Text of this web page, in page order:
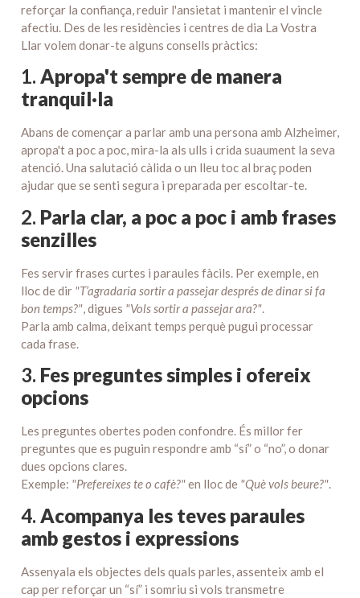
reforçar la confiança, reduir l'ansietat i mantenir el vincle
afectiu. Des de les residències i centres de dia La Vostra
Llar volem donar-te alguns consells pràctics:
1. Apropa't sempre de manera
tranquil·la
Abans de començar a parlar amb una persona amb Alzheimer,
apropa't a poc a poc, mira-la als ulls i crida suaument la seva
atenció. Una salutació càlida o un lleu toc al braç poden
ajudar que se senti segura i preparada per escoltar-te.
2. Parla clar, a poc a poc i amb frases
senzilles
Fes servir frases curtes i paraules fàcils. Per exemple, en
lloc de dir "T’agradaria sortir a passejar després de dinar si fa
bon temps?", digues "Vols sortir a passejar ara?".
Parla amb calma, deixant temps perquè pugui processar
cada frase.
3. Fes preguntes simples i ofereix
opcions
Les preguntes obertes poden confondre. És millor fer
preguntes que es puguin respondre amb “sí” o “no”, o donar
dues opcions clares.
Exemple: "Prefereixes te o cafè?"en lloc de "Què vols beure?".
4. Acompanya les teves paraules
amb gestos i expressions
Assenyala els objectes dels quals parles, assenteix amb el
cap per reforçar un “sí” i somriu si vols transmetre